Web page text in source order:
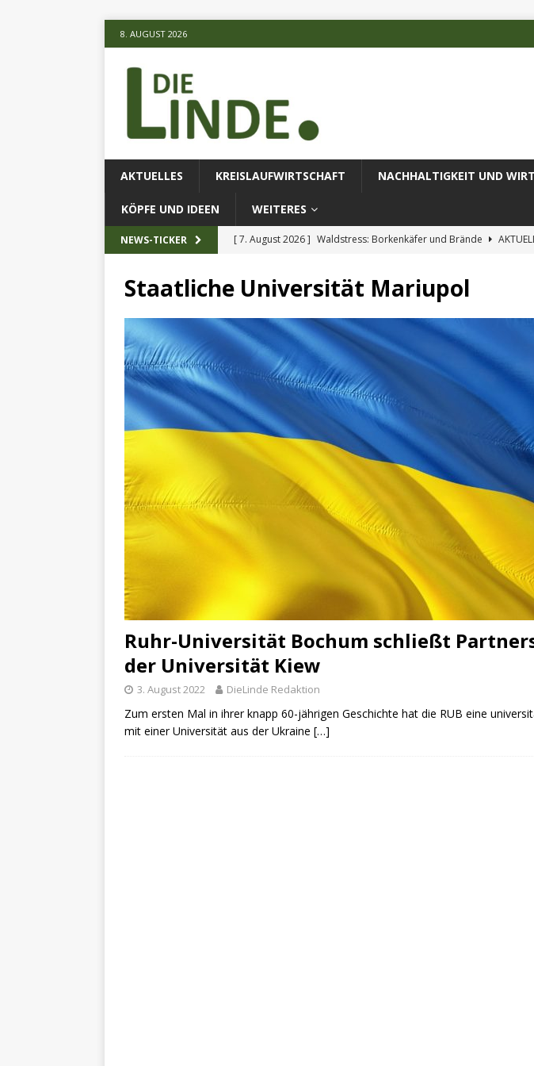
8. AUGUST 2026
AKTUELLES KREISLAUFWIRTSCHAFT NACHHALTIGKEIT UND
KÖPFE UND IDEEN WEITERES
NEWS-TICKER [ 7. August 2026 ] Waldstress: Borkenkäfer und Brände
[ 7. August 2026 ]
KI-Methode erfolgreich zur Untersuchung
eingesetz
AKTUELLES
Staatliche Universität Mariupol
Ruhr-Universität Bochum schließt
der Universität Kiew
3. August 2022 DieLinde Redaktion
Zum ersten Mal in ihrer knapp 60-jährigen Geschichte hat die RUB eine
mit einer Universität aus der Ukraine […]